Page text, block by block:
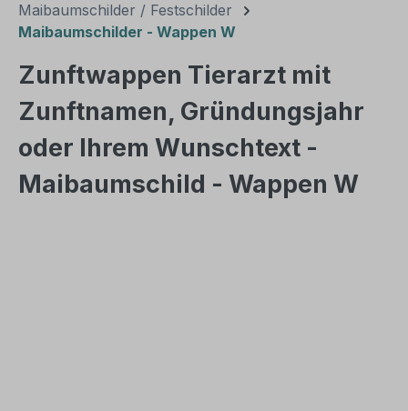
Maibaumschilder / Festschilder
Maibaumschilder - Wappen W
Zunftwappen Tierarzt mit
Zunftnamen, Gründungsjahr
oder Ihrem Wunschtext -
Maibaumschild - Wappen W